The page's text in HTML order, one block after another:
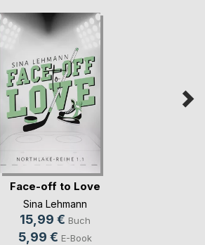
Face-off to Love
Sina Lehmann
15,99 € Buch
5,99 € E-Book